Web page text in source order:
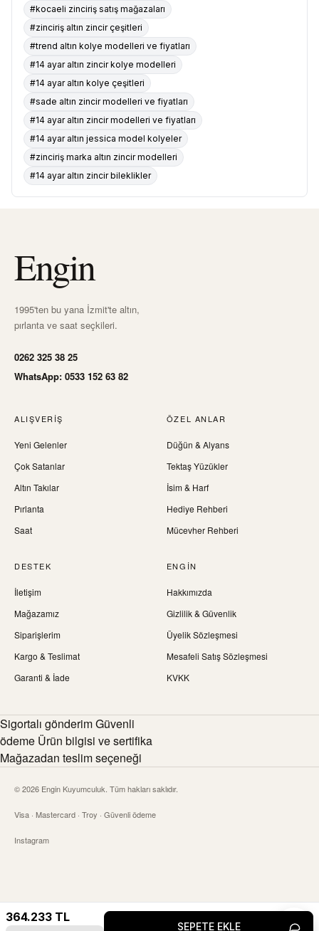
364.233 TL
SEPETE EKLE
#kocaeli zinciriş satış mağazaları
#zinciriş altın zincir çeşitleri
#trend altın kolye modelleri ve fiyatları
#14 ayar altın zincir kolye modelleri
#14 ayar altın kolye çeşitleri
#sade altın zincir modelleri ve fiyatları
#14 ayar altın zincir modelleri ve fiyatları
#14 ayar altın jessica model kolyeler
#zinciriş marka altın zincir modelleri
#14 ayar altın zincir bileklikler
Engin
1995'ten bu yana İzmit'te altın,
pırlanta ve saat seçkileri.
0262 325 38 25
WhatsApp: 0533 152 63 82
ALIŞVERIŞ
Yeni Gelenler
Çok Satanlar
Altın Takılar
Pırlanta
Saat
ÖZEL ANLAR
Düğün & Alyans
Tektaş Yüzükler
İsim & Harf
Hediye Rehberi
Mücevher Rehberi
DESTEK
İletişim
Mağazamız
Siparişlerim
Kargo & Teslimat
Garanti & İade
ENGIN
Hakkımızda
Gizlilik & Güvenlik
Üyelik Sözleşmesi
Mesafeli Satış Sözleşmesi
KVKK
Sigortalı gönderim Güvenli
ödeme Ürün bilgisi ve sertifika
Mağazadan teslim seçeneği
© 2026 Engin Kuyumculuk. Tüm hakları saklıdır.
Visa · Mastercard · Troy · Güvenli ödeme
Instagram